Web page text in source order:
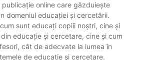
publicație online care găzduiește
domeniul educației și cercetării.
sunt educați copiii noștri, cine și
educație și cercetare, cine și cum
cât de adecvate la lumea în
de educație și cercetare.